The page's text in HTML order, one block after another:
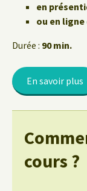
en
ou en
Durée : 90 min.
En savoir plus
cours ?